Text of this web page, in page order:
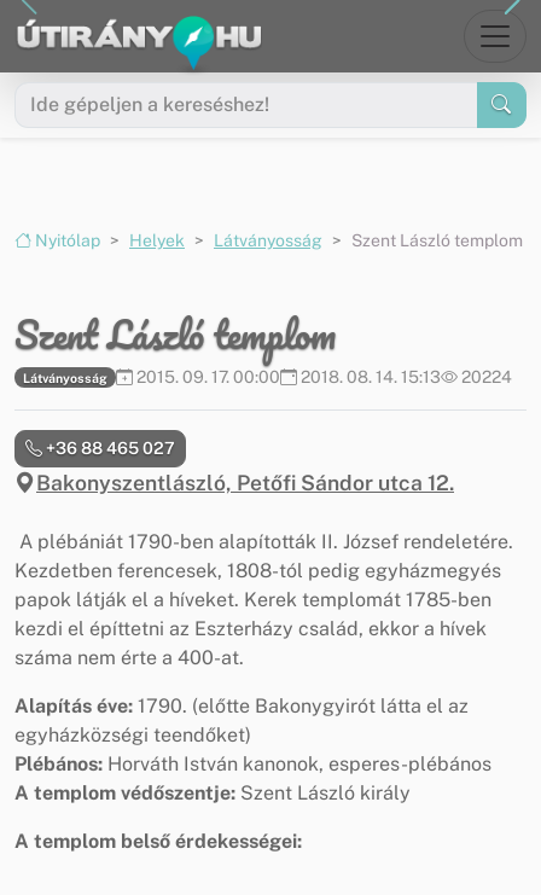
Ugrás a menüre
Ugrás a tartalomra
Nyitólap Helyek Látványosság Szent László templom
Szent László templom
Látványosság 2015. 09. 17. 00:00 2018. 08. 14. 15:13 20224
Bakonyszentlászló, Petőfi Sándor utca 12.
+36 88 465 027
A plébániát 1790-ben alapították II. József rendeletére.
Kezdetben ferencesek, 1808-tól pedig egyházmegyés
papok látják el a híveket. Kerek templomát 1785-ben
kezdi el építtetni az Eszterházy család, ekkor a hívek
száma nem érte a 400-at.
Alapítás éve: 1790. (előtte Bakonygyirót látta el az
egyházközségi teendőket)
Plébános: Horváth István kanonok, esperes-plébános
A templom védőszentje: Szent László király
A templom belső érdekességei: